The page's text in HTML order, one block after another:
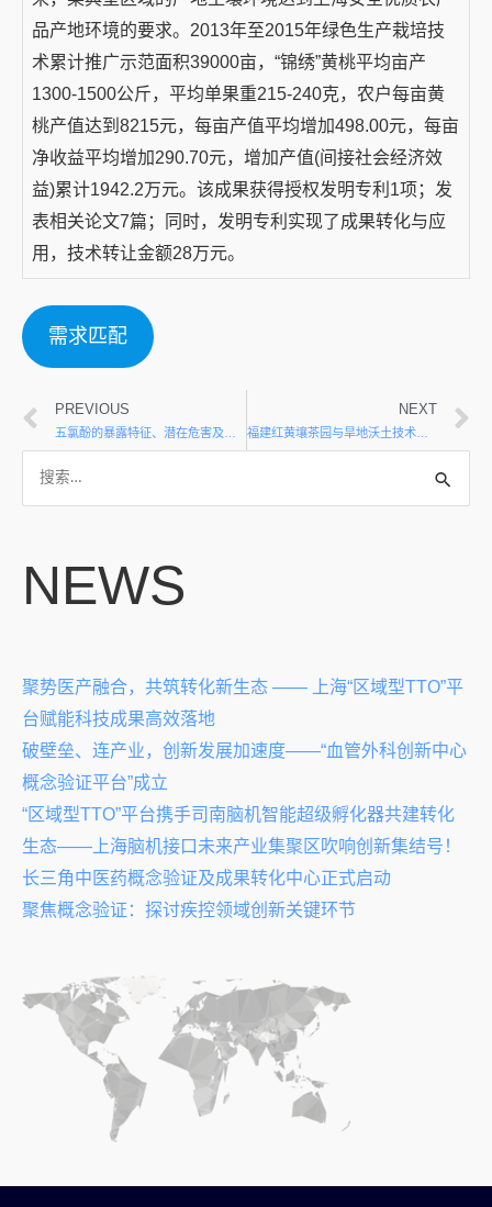
品产地环境的要求。2013年至2015年绿色生产栽培技
术累计推广示范面积39000亩，“锦绣”黄桃平均亩产
1300-1500公斤，平均单果重215-240克，农户每亩黄
桃产值达到8215元，每亩产值平均增加498.00元，每亩
净收益平均增加290.70元，增加产值(间接社会经济效
益)累计1942.2万元。该成果获得授权发明专利1项；发
表相关论文7篇；同时，发明专利实现了成果转化与应
用，技术转让金额28万元。
需求匹配
PREVIOUS NEXT
福建红黄壤茶园与旱地沃土技术模式研究与示范
NEWS
聚势医产融合，共筑转化新生态 —— 上海“区域型TTO”平
台赋能科技成果高效落地
破壁垒、连产业，创新发展加速度——“血管外科创新中心
概念验证平台”成立
“区域型TTO”平台携手司南脑机智能超级孵化器共建转化
生态——上海脑机接口未来产业集聚区吹响创新集结号！
长三角中医药概念验证及成果转化中心正式启动
聚焦概念验证：探讨疾控领域创新关键环节